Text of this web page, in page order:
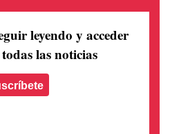
leyendo y acceder
las noticias